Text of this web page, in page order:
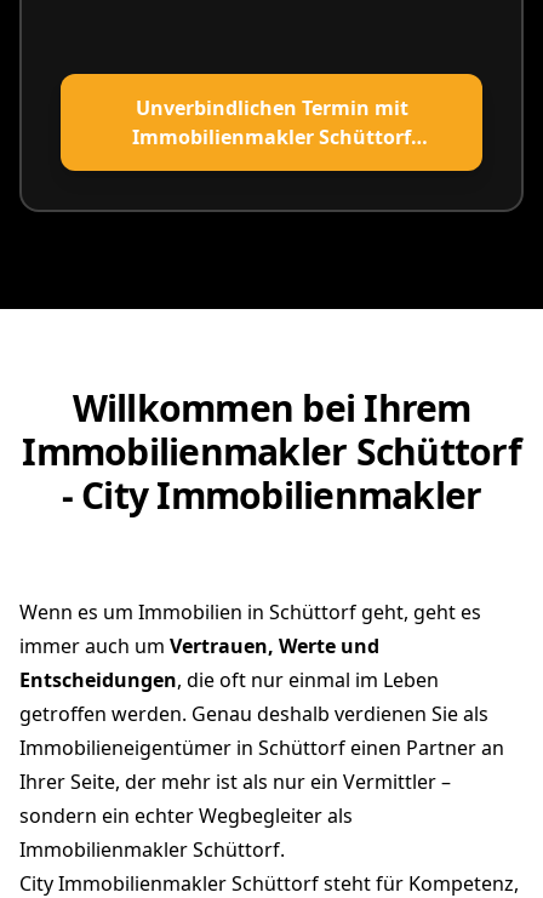
Unverbindlichen Termin mit
Immobilienmakler Schüttorf
vereinbaren
Willkommen bei Ihrem
Immobilienmakler Schüttorf
- City Immobilienmakler
Wenn es um Immobilien in Schüttorf geht, geht es
immer auch um Vertrauen, Werte und
Entscheidungen, die oft nur einmal im Leben
getroffen werden. Genau deshalb verdienen Sie als
Immobilieneigentümer in Schüttorf einen Partner an
Ihrer Seite, der mehr ist als nur ein Vermittler –
sondern ein echter Wegbegleiter als
Immobilienmakler Schüttorf.
City Immobilienmakler Schüttorf steht für Kompetenz,